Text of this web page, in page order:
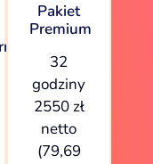
Pakiet
Premium
32
godziny
2550 zł
netto
(79,69